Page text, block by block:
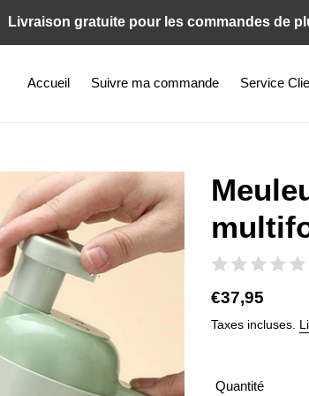
Livraison gratuite pour les commandes de
Accueil Suivre ma commande Service
Prix
normal
€37,95
Taxes incluses.
Quantité